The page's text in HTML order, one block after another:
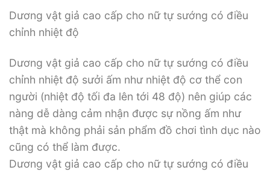
Dương vật giả cao cấp cho nữ tự sướng có điều
chỉnh nhiệt độ
Dương vật giả cao cấp cho nữ tự sướng có điều
chỉnh nhiệt độ sưởi ấm như nhiệt độ cơ thể con
người (nhiệt độ tối đa lên tới 48 độ) nên giúp các
nàng dễ dàng cảm nhận được sự nồng ấm như
thật mà không phải sản phẩm đồ chơi tình dục nào
cũng có thể làm được.
Dương vật giả cao cấp cho nữ tự sướng có điều